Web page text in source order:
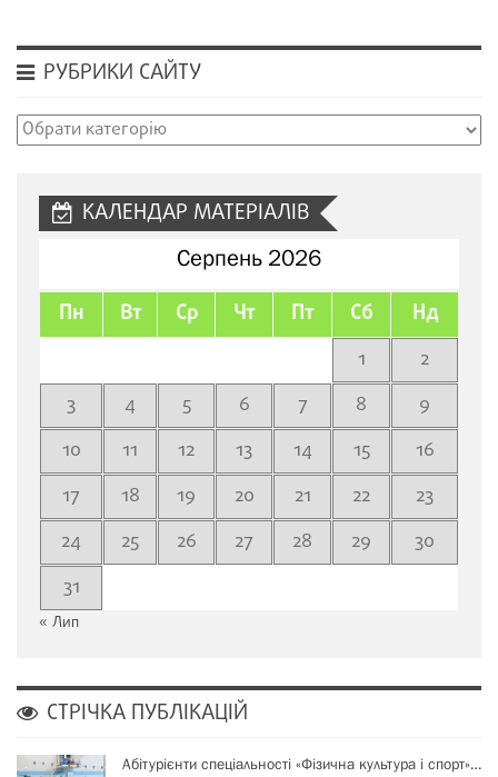
РУБРИКИ САЙТУ
Рубрики
КАЛЕНДАР МАТЕРІАЛІВ
Серпень 2026
Пн Вт Ср Чт Пт Сб Нд
1
2
3
4 5 6 7 8
9
10
11 12 13 14 15
16
17
18 19 20 21 22
23
24
25 26 27 28 29
30
31
« Лип
СТРІЧКА ПУБЛІКАЦІЙ
Абітурієнти спеціальності «Фізична культура і спорт»…